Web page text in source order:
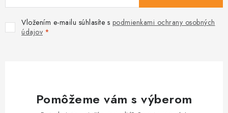
Vložením e-mailu súhlasíte s podmienkami ochrany osobných
údajov
Pomôžeme vám s výberom